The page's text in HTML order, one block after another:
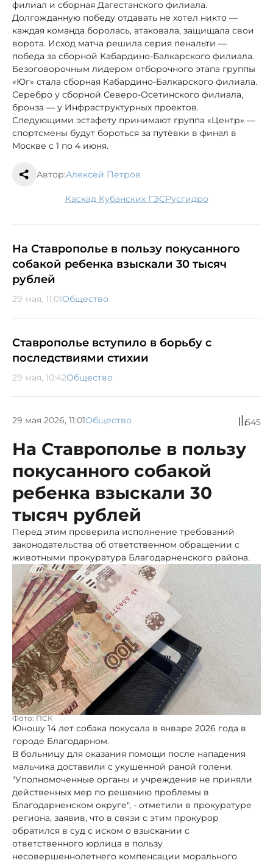
филиал и сборная Дагестанского филиала.
Долгожданную победу отдавать не хотел никто —
каждая команда боролась, атаковала, защищала свои
ворота. Исход матча решила серия пенальти —
победа за сборной Кабардино-Балкарского филиала.
Безоговорочным лидером отборочного этапа группы
«Юг» стала сборная Кабардино-Балкарского филиала.
Серебро у сборной Северо-Осетинского филиала,
бронза — у Инфраструктурных проектов.
Следующими эстафету принимают группа «Центр» —
спортсмены будут бороться за путёвки в финал в
Москве с 1 по 4 июня.
Автор:Алексей Петров
Каскад Кубанских ГЭС Русгидро
На Ставрополье в пользу покусанного
собакой ребенка взыскали 30 тысяч
рублей
29 мая, 11:01Общество
Ставрополье вступило в борьбу с
последствиями стихии
29 мая, 10:42Общество
29 мая 2026, 11:01Общество 545
На Ставрополье в пользу
покусанного собакой
ребенка взыскали 30
тысяч рублей
Перед этим проверила исполнение требований
законодательства об ответственном обращении с
животными прокуратура Благодарненского района.
Фото: ПСК
Юношу 14 лет собака покусала в январе 2026 года в
городе Благодарном.
В больницу для оказания помощи после нападения
мальчика доставили с укушенной раной голени.
"Уполномоченные органы и учреждения не приняли
действенных мер по решению проблемы в
Благодарненском округе", - отметили в прокуратуре
региона, заявив, что в связи с этим прокурор
обратился в суд с иском о взыскании с
ответственного юрлица в пользу
несовершеннолетнего компенсации морального